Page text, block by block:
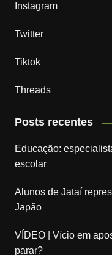
Instagram
Twitter
Tiktok
Threads
Posts recentes
Educação:
escolar
Alunos de Jataí
Japão
VÍDEO | Vício em
parar?